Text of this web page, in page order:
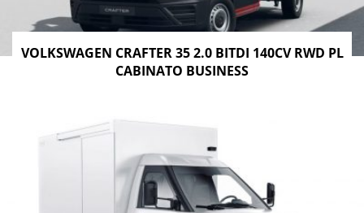
VOLKSWAGEN CRAFTER 35 2.0 BITDI 140CV RWD PL
CABINATO BUSINESS